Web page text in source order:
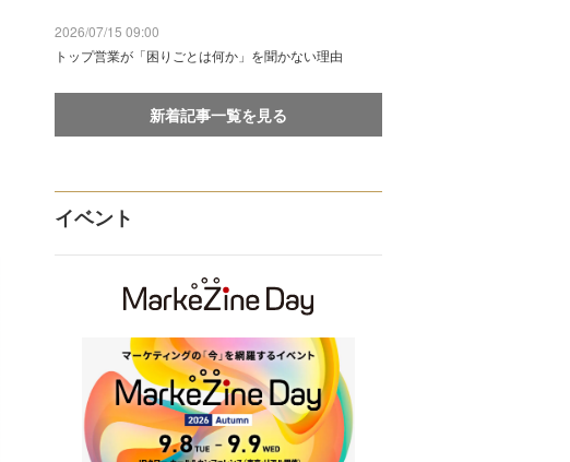
2026/07/15 09:00
トップ営業が「困りごとは何か」を聞かない理由
新着記事一覧を見る
イベント